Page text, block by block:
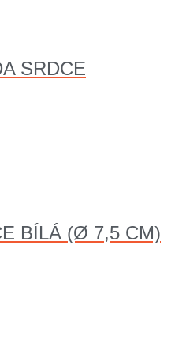
SRDCE
BÍLÁ (Ø 7,5 CM)